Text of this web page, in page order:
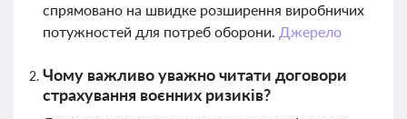
спрямовано на швидке розширення виробничих
потужностей для потреб оборони. Джерело
Чому важливо уважно читати договори
страхування воєнних ризиків?